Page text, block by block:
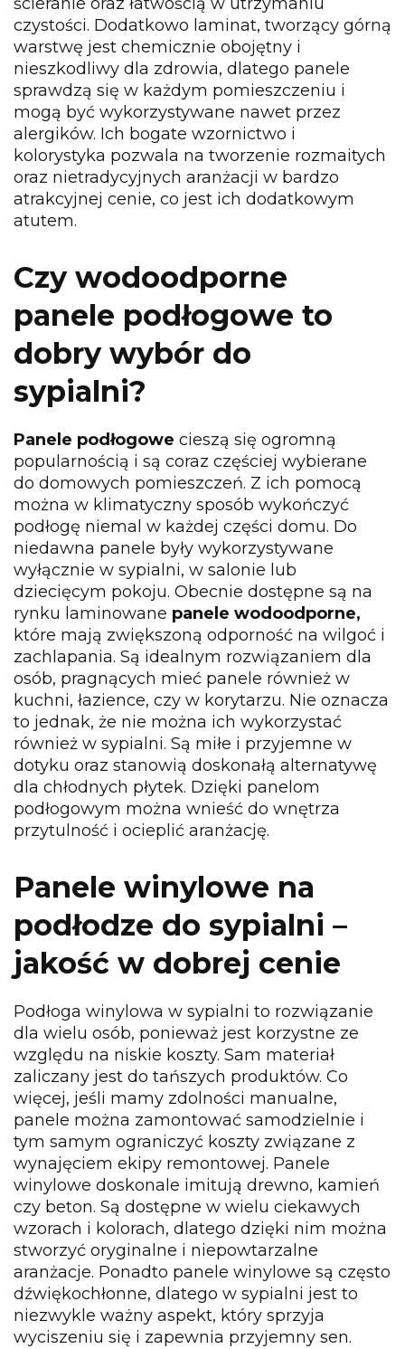
czystości. Dodatkowo laminat, tworzący górną
warstwę jest chemicznie obojętny i
nieszkodliwy dla zdrowia, dlatego panele
sprawdzą się w każdym pomieszczeniu i
mogą być wykorzystywane nawet przez
alergików. Ich bogate wzornictwo i
kolorystyka pozwala na tworzenie rozmaitych
oraz nietradycyjnych aranżacji w bardzo
atrakcyjnej cenie, co jest ich dodatkowym
atutem.
Czy wodoodporne
panele podłogowe to
dobry wybór do
sypialni?
Panele podłogowe cieszą się ogromną
popularnością i są coraz częściej wybierane
do domowych pomieszczeń. Z ich pomocą
można w klimatyczny sposób wykończyć
podłogę niemal w każdej części domu. Do
niedawna panele były wykorzystywane
wyłącznie w sypialni, w salonie lub
dziecięcym pokoju. Obecnie dostępne są na
rynku laminowane panele wodoodporne,
które mają zwiększoną odporność na wilgoć i
zachlapania. Są idealnym rozwiązaniem dla
osób, pragnących mieć panele również w
kuchni, łazience, czy w korytarzu. Nie oznacza
to jednak, że nie można ich wykorzystać
również w sypialni. Są miłe i przyjemne w
dotyku oraz stanowią doskonałą alternatywę
dla chłodnych płytek. Dzięki panelom
podłogowym można wnieść do wnętrza
przytulność i ocieplić aranżację.
Panele winylowe na
podłodze do sypialni –
jakość w dobrej cenie
Podłoga winylowa w sypialni to rozwiązanie
dla wielu osób, ponieważ jest korzystne ze
względu na niskie koszty. Sam materiał
zaliczany jest do tańszych produktów. Co
więcej, jeśli mamy zdolności manualne,
panele można zamontować samodzielnie i
tym samym ograniczyć koszty związane z
wynajęciem ekipy remontowej. Panele
winylowe doskonale imitują drewno, kamień
czy beton. Są dostępne w wielu ciekawych
wzorach i kolorach, dlatego dzięki nim można
stworzyć oryginalne i niepowtarzalne
aranżacje. Ponadto panele winylowe są często
dźwiękochłonne, dlatego w sypialni jest to
niezwykle ważny aspekt, który sprzyja
wyciszeniu się i zapewnia przyjemny sen.